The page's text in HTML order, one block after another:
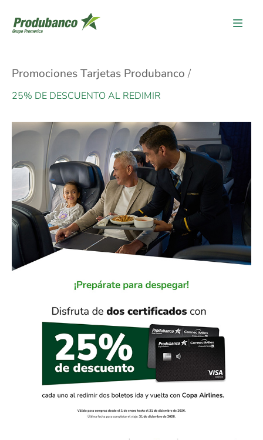
Promociones Tarjetas Produbanco
25% DE DESCUENTO AL REDIMIR